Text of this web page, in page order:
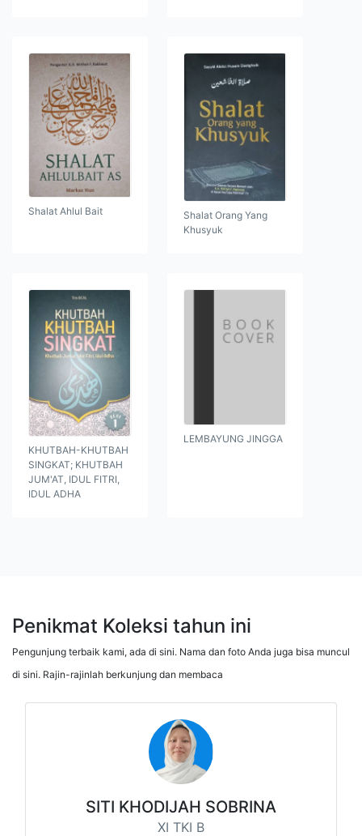
Shalat Ahlul Bait
Shalat Orang Yang
Khusyuk
KHUTBAH-KHUTBAH
SINGKAT; KHUTBAH
JUM'AT, IDUL FITRI,
IDUL ADHA
LEMBAYUNG JINGGA
Penikmat Koleksi tahun ini
Pengunjung terbaik kami, ada di sini. Nama dan foto Anda juga bisa muncul
di sini. Rajin-rajinlah berkunjung dan membaca
SITI KHODIJAH SOBRINA
XI TKI B